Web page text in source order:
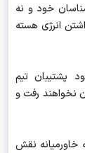
خود و نه
انرژی هسته
پشتیبان تیم
نخواهند رفت و
سال اخیر منطقه خاورمیانه نقش